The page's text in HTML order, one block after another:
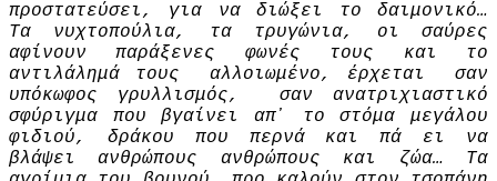
προστατεύσει, για να διώξει το δαιμονικό…
Τα νυχτοπούλια, τα τρυγώνια, οι σαύρες
αφίνουν παράξενες φωνές τους και το
αντιλάλημά τους αλλοιωμένο, έρχεται σαν
υπόκωφος γρυλλισμός, σαν ανατριχιαστικό
σφύριγμα που βγαίνει απ᾽ το στόμα μεγάλου
φιδιού, δράκου που περνά και πά­ ει να
βλάψει ανθρώπους ανθρώπους και ζώα… Τα